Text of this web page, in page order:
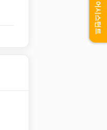
어시스턴트